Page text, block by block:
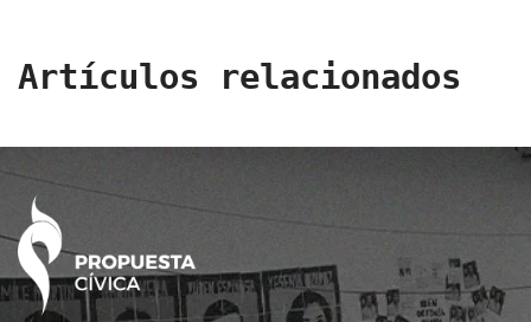
Artículos relacionados